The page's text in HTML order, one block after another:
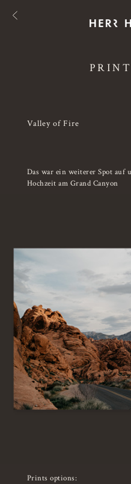
Valley of Fire
Das war ein weiterer Spot auf
Hochzeit am Grand Canyon
Prints options: